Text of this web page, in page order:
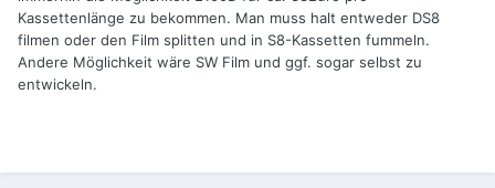
Kassettenlänge zu bekommen. Man muss halt entweder DS8
filmen oder den Film splitten und in S8-Kassetten fummeln.
Andere Möglichkeit wäre SW Film und ggf. sogar selbst zu
entwickeln.